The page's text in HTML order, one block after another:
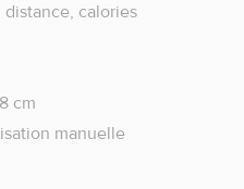
calories
cm
manuelle